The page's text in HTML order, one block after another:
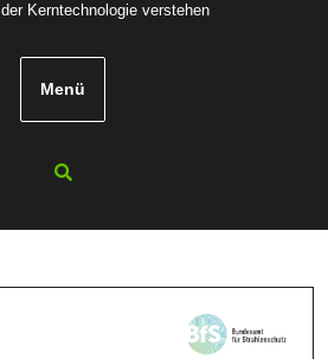
Kerntechnologie verstehen
Menü